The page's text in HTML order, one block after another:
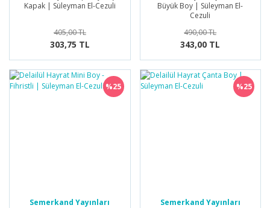
Kapak | Süleyman El-Cezuli
405,00 TL
303,75 TL
Büyük Boy | Süleyman El-
Cezuli
490,00 TL
343,00 TL
%25
Semerkand Yayınları
%25
Semerkand Yayınları